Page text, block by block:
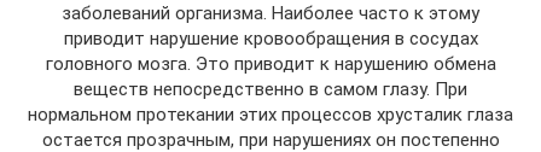
заболеваний организма. Наиболее часто к этому
приводит нарушение кровообращения в сосудах
головного мозга. Это приводит к нарушению обмена
веществ непосредственно в самом глазу. При
нормальном протекании этих процессов хрусталик глаза
остается прозрачным, при нарушениях он постепенно